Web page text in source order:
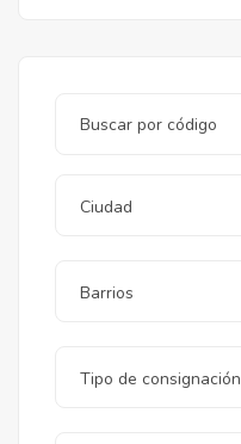
Ciudad
Barrios
Tipo de consignación